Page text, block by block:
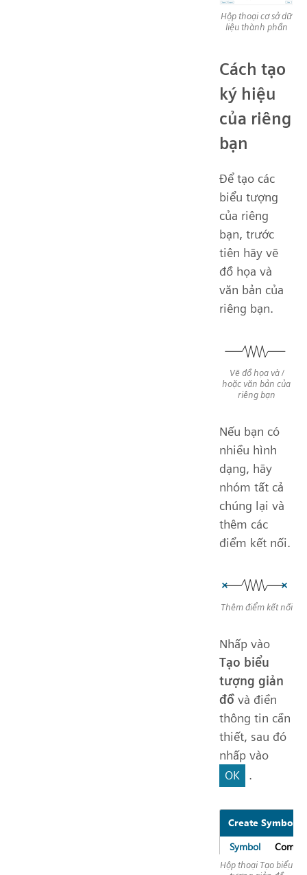
Hộp thoại cơ sở dữ
liệu thành phần
Cách tạo
ký hiệu
của riêng
bạn
Để tạo các
biểu tượng
của riêng
bạn, trước
tiên hãy vẽ
đồ họa và
văn bản của
riêng bạn.
Vẽ đồ họa và /
hoặc văn bản của
riêng bạn
Nếu bạn có
nhiều hình
dạng, hãy
nhóm tất cả
chúng lại và
thêm các
điểm kết nối.
Thêm điểm kết nối
Nhấp vào
Tạo biểu
tượng giản
đồ và điền
thông tin cần
thiết, sau đó
nhấp vào
OK .
Hộp thoại Tạo biểu